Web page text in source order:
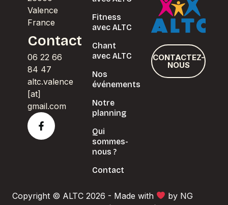
Valence
France
Contact
06 22 66
84 47
altc.valence
[at]
gmail.com
Fitness
avec ALTC
Chant
avec ALTC
Nos
événements
Notre
planning
Qui
sommes-
nous ?
Contact
CONTACTEZ-
NOUS
Copyright © ALTC 2026 - Made with
by NG